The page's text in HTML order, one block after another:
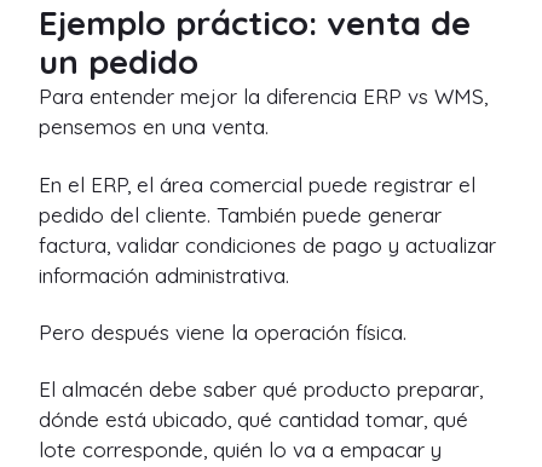
Ejemplo práctico: venta de
un pedido
Para entender mejor la diferencia ERP vs WMS,
pensemos en una venta.
En el ERP, el área comercial puede registrar el
pedido del cliente. También puede generar
factura, validar condiciones de pago y actualizar
información administrativa.
Pero después viene la operación física.
El almacén debe saber qué producto preparar,
dónde está ubicado, qué cantidad tomar, qué
lote corresponde, quién lo va a empacar y